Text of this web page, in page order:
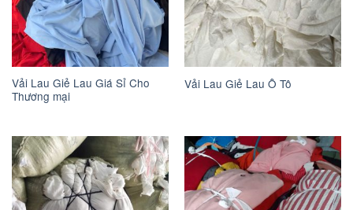
Vải Lau Giẻ Lau Giá Sỉ Cho
Thương mại
Vải Lau Giẻ Lau Ô Tô